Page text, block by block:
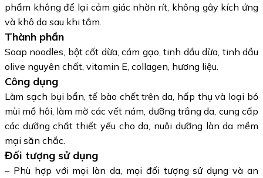
phẩm không để lại cảm giác nhờn rít, không gây kích ứng
và khô da sau khi tắm.
Thành phần
Soap noodles, bột cốt dừa, cám gạo, tinh dầu dừa, tinh dầu
olive nguyên chất, vitamin E, collagen, hương liệu.
Công dụng
Làm sạch bụi bẩn, tế bào chết trên da, hấp thụ và loại bỏ
mùi mồ hôi, làm mờ các vết nám, dưỡng trắng da, cung cấp
các dưỡng chất thiết yếu cho da, nuôi dưỡng làn da mềm
mại săn chắc.
Đối tượng sử dụng
– Phù hợp với mọi làn da, mọi đối tượng sử dụng và an